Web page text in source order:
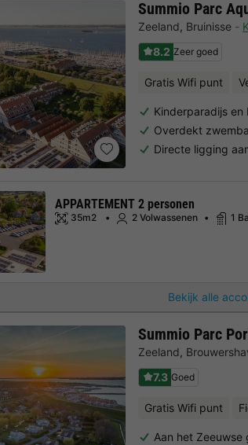
Summio Parc
Zeeland, Bruinisse
8.2 Zeer goed
Gratis Wifi punt
Kinderparadijs en
Overdekt
Directe ligging
Bekijk alle
APPARTEMENT 2 personen
35m2 2 Volwassenen 1
Summio Parc
Zeeland,
7.3 Goed
Gratis Wifi punt
Aan het Zeeuwse